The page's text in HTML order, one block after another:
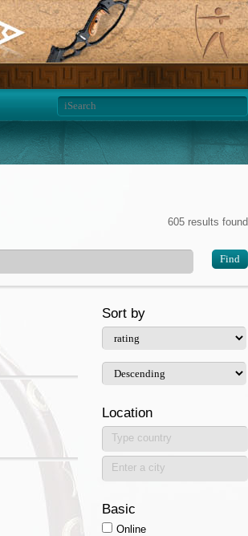
605 results found
Find
Sort by
Location
Type country
Enter a city
Basic
Online